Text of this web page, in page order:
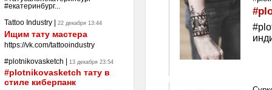
#екатеринбург...
Tattoo Industry| 22 декабря 13:44
Ищим тату мастера
https://vk.com/tattooindustry
#plotnikovasketch 13 декабря 23:54
#plotnikovasketch тату в
стиле киберпанк